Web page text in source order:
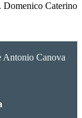
Domenico Caterino
Antonio Canova